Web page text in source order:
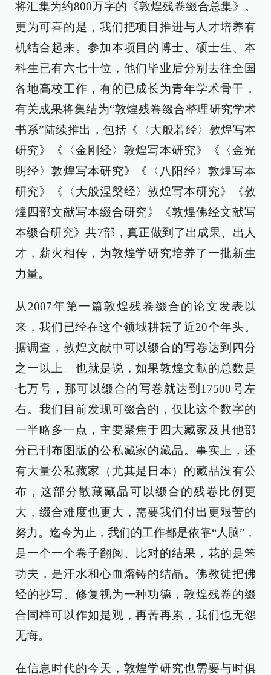
将汇集为约800万字的《敦煌残卷缀合总集》。
更为可喜的是，我们把项目推进与人才培养有
机结合起来。参加本项目的博士、硕士生、本
科生已有六七十位，他们毕业后分别去往全国
各地高校工作，有的已成长为青年学术骨干，
有关成果将集结为“敦煌残卷缀合整理研究学术
书系”陆续推出，包括《〈大般若经〉敦煌写本
研究》《〈金刚经〉敦煌写本研究》《〈金光
明经〉敦煌写本研究》《〈八阳经〉敦煌写本
研究》《〈大般涅槃经〉敦煌写本研究》《敦
煌四部文献写本缀合研究》《敦煌佛经文献写
本缀合研究》共7部，真正做到了出成果、出人
才，薪火相传，为敦煌学研究培养了一批新生
力量。
从2007年第一篇敦煌残卷缀合的论文发表以
来，我们已经在这个领域耕耘了近20个年头。
据调查，敦煌文献中可以缀合的写卷达到四分
之一以上。也就是说，如果敦煌文献的总数是
七万号，那可以缀合的写卷就达到17500号左
右。我们目前发现可缀合的，仅比这个数字的
一半略多一点，主要聚焦于四大藏家及其他部
分已刊布图版的公私藏家的藏品。事实上，还
有大量公私藏家（尤其是日本）的藏品没有公
布，这部分散藏藏品可以缀合的残卷比例更
大，缀合难度也更大，需要我们付出更艰苦的
努力。迄今为止，我们的工作都是依靠“人脑”，
是一个一个卷子翻阅、比对的结果，花的是笨
功夫，是汗水和心血熔铸的结晶。佛教徒把佛
经的抄写、修复视为一种功德，敦煌残卷的缀
合同样可以作如是观，再苦再累，我们也无怨
无悔。
在信息时代的今天，敦煌学研究也需要与时俱